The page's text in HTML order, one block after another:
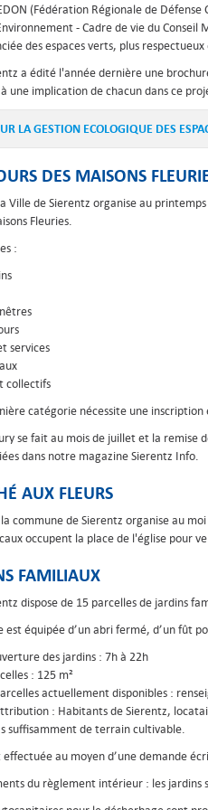
(Fédération Régionale de
- Cadre de vie du
des espaces verts, plus
a édité l'année dernière une
une implication de chacun dans ce
LA GESTION ECOLOGIQUE DES
DES MAISONS
Ville de Sierentz organise au
Fleuries.
:
services
collectifs
catégorie nécessite une inscription
se fait au mois de juillet et la remise
dans notre magazine Sierentz Info.
AUX FLEURS
commune de Sierentz organise au
occupent la place de l'église pour
FAMILIAUX
dispose de 15 parcelles de jardins
est équipée d’un abri fermé, d’un fût
des jardins : 7h à 22h
: 125 m²
actuellement disponibles :
: Habitants de Sierentz,
suffisamment de terrain cultivable.
effectuée au moyen d’une demande
du règlement intérieur : les jardins